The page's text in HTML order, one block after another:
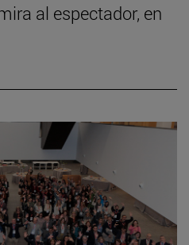
al espectador, en